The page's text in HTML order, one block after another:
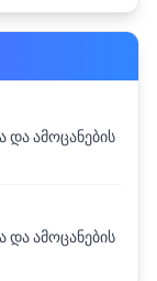
და ამოცანების
და ამოცანების